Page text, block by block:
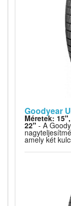
Goodyear
Méretek:
22" - A
amely két